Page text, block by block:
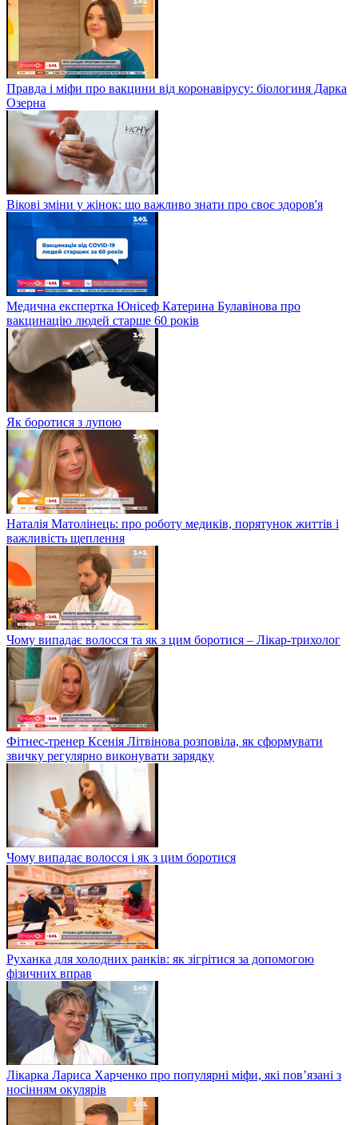
Правда і міфи про вакцини від коронавірусу: біологиня Дарка
Озерна
Вікові зміни у жінок: що важливо знати про своє здоров'я
Медична експертка Юнісеф Катерина Булавінова про
вакцинацію людей старше 60 років
Як боротися з лупою
Наталія Матолінець: про роботу медиків, порятунок життів і
важливість щеплення
Чому випадає волосся та як з цим боротися – Лікар-трихолог
Фітнес-тренер Ксенія Літвінова розповіла, як сформувати
звичку регулярно виконувати зарядку
Чому випадає волосся і як з цим боротися
Руханка для холодних ранків: як зігрітися за допомогою
фізичних вправ
Лікарка Лариса Харченко про популярні міфи, які пов’язані з
носінням окулярів